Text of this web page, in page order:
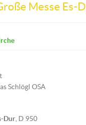
Messe Es-
Schlögl OSA
Dur , D 950